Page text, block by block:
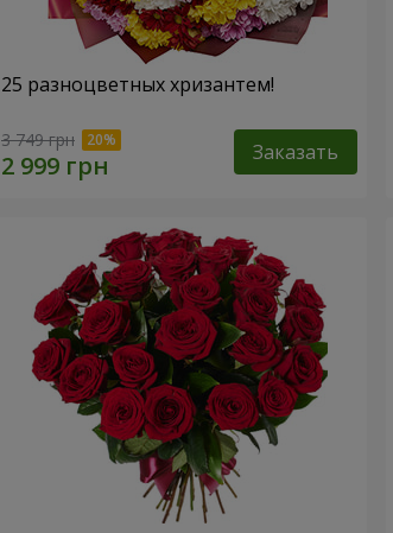
25 разноцветных хризантем!
3 749 грн Заказать